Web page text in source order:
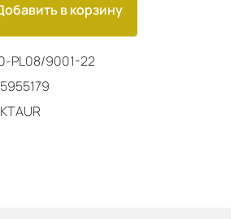
в корзину
PL08/9001-22